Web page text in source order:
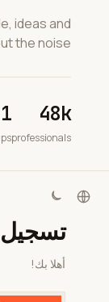
ideas and
the noise.
48k
professionals
1 240
تسجيل
أهلا بك!